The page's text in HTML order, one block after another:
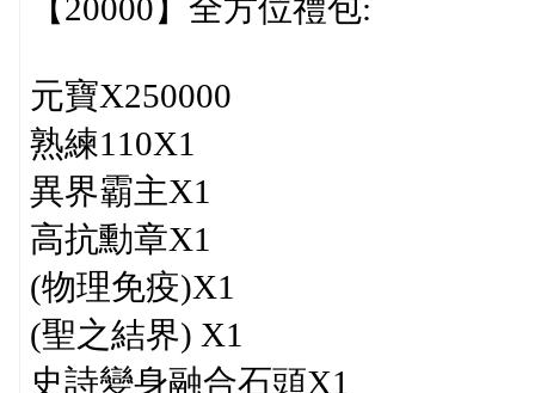
【20000】全方位禮包:
元寶X250000
熟練110X1
異界霸主X1
高抗勳章X1
(物理免疫)X1
(聖之結界) X1
史詩變身融合石頭X1